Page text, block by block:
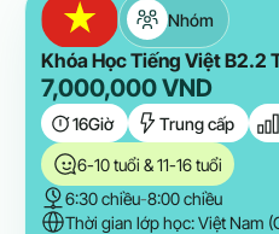
Nhóm
Khóa Học Tiếng Việt B2.2
7,000,000VND
16Giờ Trung cấp
6-10 tuổi & 11-16 tuổi
6:30 chiều-8:00 chiều
Thời gian lớp học: Việt Nam